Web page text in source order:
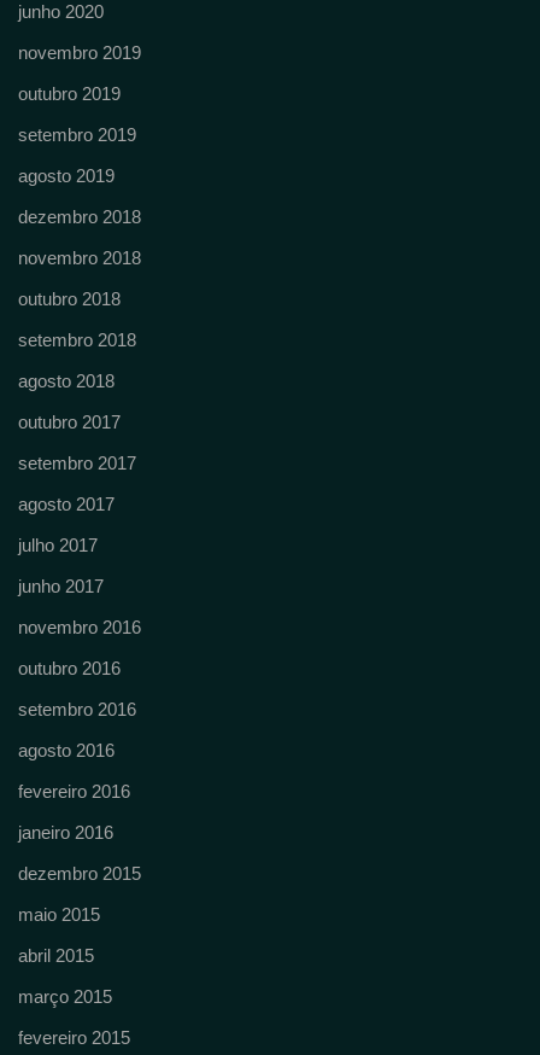
junho 2020
novembro 2019
outubro 2019
setembro 2019
agosto 2019
dezembro 2018
novembro 2018
outubro 2018
setembro 2018
agosto 2018
outubro 2017
setembro 2017
agosto 2017
julho 2017
junho 2017
novembro 2016
outubro 2016
setembro 2016
agosto 2016
fevereiro 2016
janeiro 2016
dezembro 2015
maio 2015
abril 2015
março 2015
fevereiro 2015